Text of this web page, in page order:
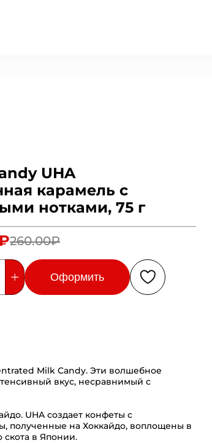
UHA
карамель с
нотками, 75 г
260.00₽
Оформить
Milk Candy. Эти волшебное
вкус, несравнимый с
UHA создает конфеты с
полученные на Хоккайдо, воплощены в
скота в Японии.